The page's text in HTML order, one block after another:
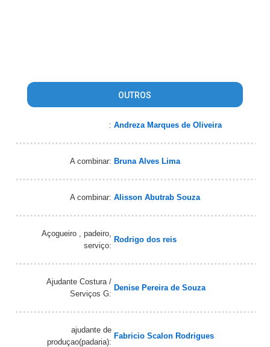
OUTROS
: Andreza Marques de Oliveira
A combinar: Bruna Alves Lima
A combinar: Alisson Abutrab Souza
Açogueiro , padeiro,
serviço:
Rodrigo dos reis
Ajudante Costura /
Serviços G:
Denise Pereira de Souza
ajudante de
produçao(padaria):
Fabricio Scalon Rodrigues